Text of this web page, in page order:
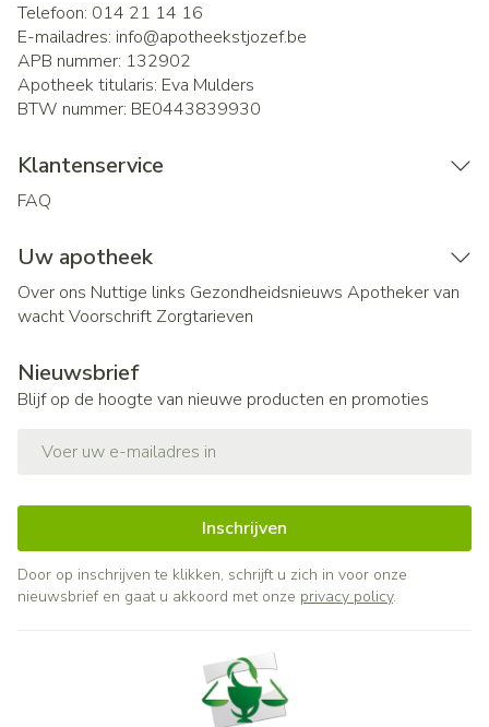
Telefoon: 014 21 14 16
E-mailadres: info@apotheekstjozef.be
APB nummer: 132902
Apotheek titularis: Eva Mulders
BTW nummer: BE0443839930
Klantenservice
FAQ
Uw apotheek
Over ons Nuttige links Gezondheidsnieuws Apotheker van
wachtVoorschrift Zorgtarieven
Nieuwsbrief
Blijf op de hoogte van nieuwe producten en promoties
Inschrijven
Door op inschrijven te klikken, schrijft u zich in voor onze
nieuwsbrief en gaat u akkoord met onze privacy policy.